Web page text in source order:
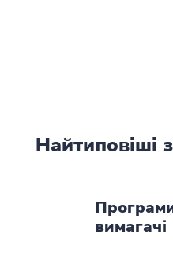
Найтиповіші
вимагачі